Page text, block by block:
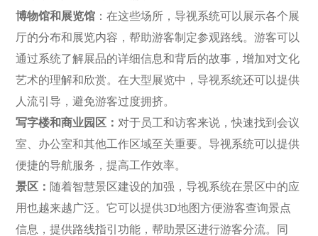
博物馆和展览馆 ：在这些场所，导视系统可以展示各个展
厅的分布和展览内容，帮助游客制定参观路线。游客可以
通过系统了解展品的详细信息和背后的故事，增加对文化
艺术的理解和欣赏。在大型展览中，导视系统还可以提供
人流引导，避免游客过度拥挤。
写字楼和商业园区： 对于员工和访客来说，快速找到会议
室、办公室和其他工作区域至关重要。导视系统可以提供
便捷的导航服务，提高工作效率。
景区： 随着智慧景区建设的加强，导视系统在景区中的应
用也越来越广泛。它可以提供3D地图方便游客查询景点
信息，提供路线指引功能，帮助景区进行游客分流。同